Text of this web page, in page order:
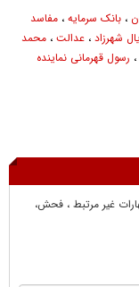
، بانک سرمایه ، مفاسد
شهرزاد ، عدالت ، محمد
، رسول قهرمانی نماینده
غير مرتبط ، فحش،